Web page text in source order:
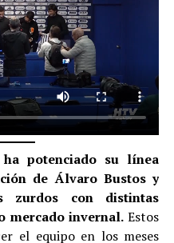
potenciado su línea
de Álvaro Bustos y
zurdos con distintas
mercado invernal. Estos
el equipo en los meses